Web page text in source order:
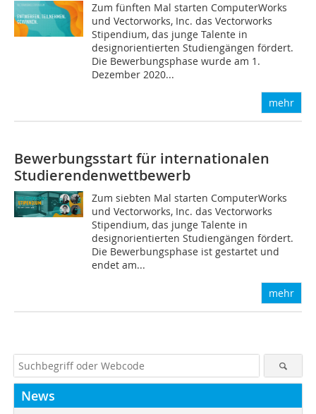
Zum fünften Mal starten ComputerWorks
und Vectorworks, Inc. das Vectorworks
Stipendium, das junge Talente in
designorientierten Studiengängen fördert.
Die Bewerbungsphase wurde am 1.
Dezember 2020...
mehr
Bewerbungsstart für internationalen
Studierendenwettbewerb
Zum siebten Mal starten ComputerWorks
und Vectorworks, Inc. das Vectorworks
Stipendium, das junge Talente in
designorientierten Studiengängen fördert.
Die Bewerbungsphase ist gestartet und
endet am...
mehr
News